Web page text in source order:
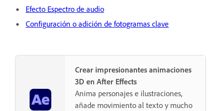
Efecto Espectro de audio
Configuración o adición de fotogramas clave
Crear impresionantes animaciones
3D en After Effects
Anima personajes e ilustraciones,
añade movimiento al texto y mucho